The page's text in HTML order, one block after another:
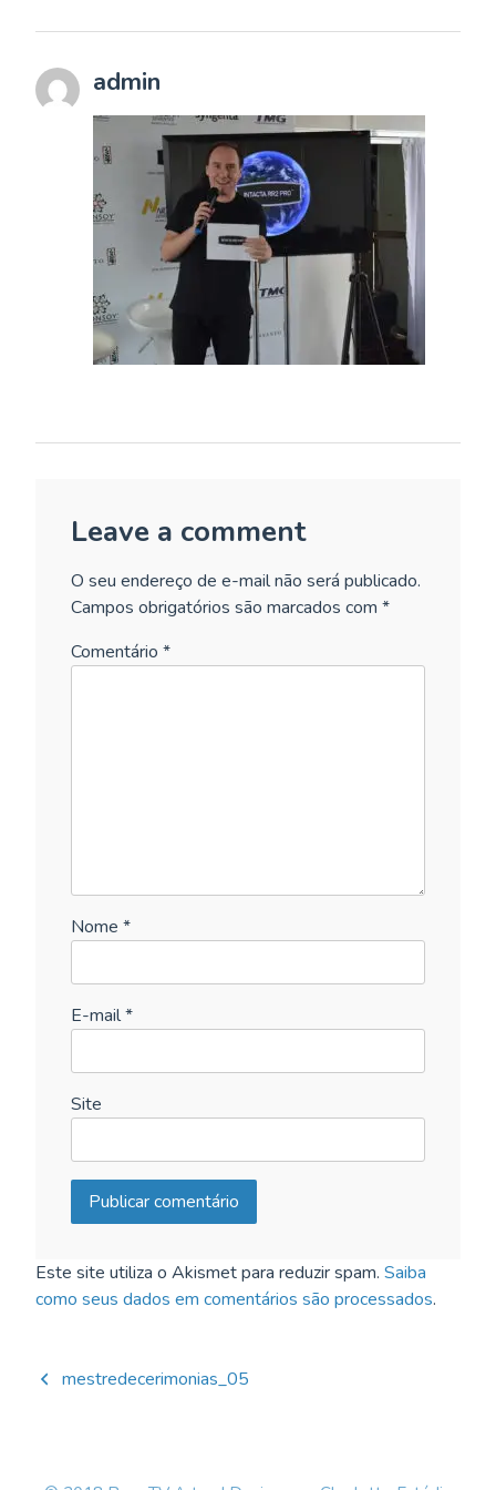
admin
Leave a comment
O seu endereço de e-mail não será publicado.
Campos obrigatórios são marcados com *
Comentário *
Nome *
E-mail*
Site
Este site utiliza o Akismet para reduzir spam. Saiba
como seus dados em comentários são processados.
demestredecerimonias_05